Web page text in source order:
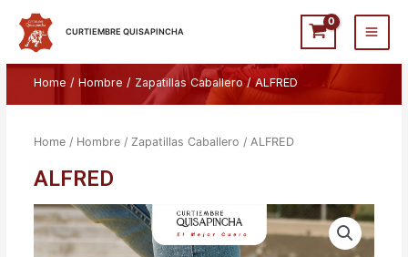
contenido
CURTIEMBRE QUISAPINCHA
Main
Home /Hombre / Zapatillas Caballero/ ALFRED
Home / Hombre /Zapatillas Caballero / ALFRED
ALFRED